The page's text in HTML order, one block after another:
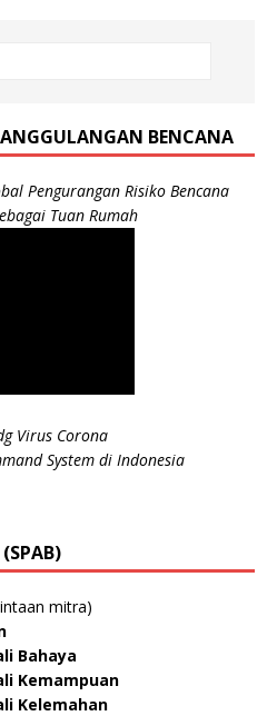
BENCANA
Pengurangan Risiko Bencana
Tuan Rumah
Virus Corona
System di Indonesia
mitra)
Bahaya
Kemampuan
Kelemahan